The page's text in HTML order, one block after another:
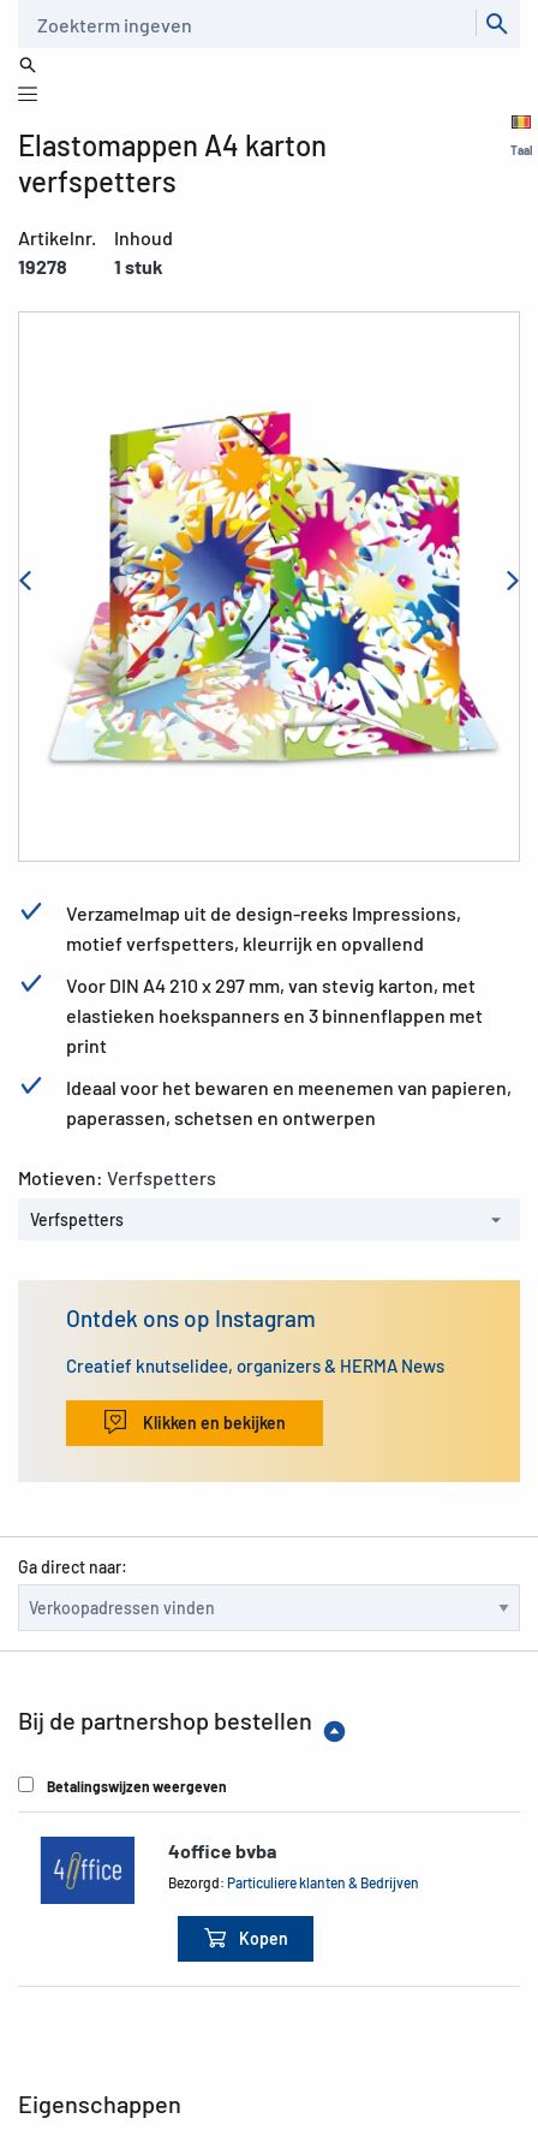
Taal
Elastomappen A4 karton
verfspetters
Artikelnr.
19278
Inhoud
1 stuk
Verzamelmap uit de design-reeks Impressions,
motief verfspetters, kleurrijk en opvallend
Voor DIN A4 210 x 297 mm, van stevig karton, met
elastieken hoekspanners en 3 binnenflappen met
print
Ideaal voor het bewaren en meenemen van papieren,
paperassen, schetsen en ontwerpen
Motieven: Verfspetters
Verfspetters
Ontdek ons op Instagram
Creatief knutselidee, organizers & HERMA News
Klikken en bekijken
Ga direct naar:
Bij de partnershop bestellen
Betalingswijzen weergeven
4office bvba
Bezorgd:Particuliere klanten & Bedrijven
Kopen
Eigenschappen